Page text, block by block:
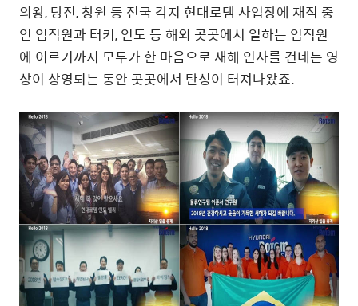
의왕, 당진, 창원 등 전국 각지 현대로템 사업장에 재직 중
인 임직원과 터키, 인도 등 해외 곳곳에서 일하는 임직원
에 이르기까지 모두가 한 마음으로 새해 인사를 건네는 영
상이 상영되는 동안 곳곳에서 탄성이 터져나왔죠.